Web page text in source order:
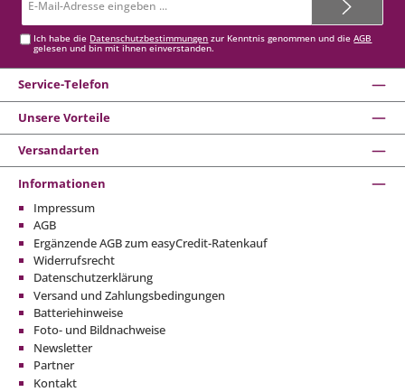
Mail-
Ich habe die Datenschutzbestimmungen zur Kenntnis genommen und dieAGB
gelesen und bin mit ihnen einverstanden.
Service-Telefon
Unsere Vorteile
Versandarten
Informationen
Impressum
AGB
Ergänzende AGB zum easyCredit-Ratenkauf
Widerrufsrecht
Datenschutzerklärung
Versand und Zahlungsbedingungen
Batteriehinweise
Foto- und Bildnachweise
Newsletter
Partner
Kontakt